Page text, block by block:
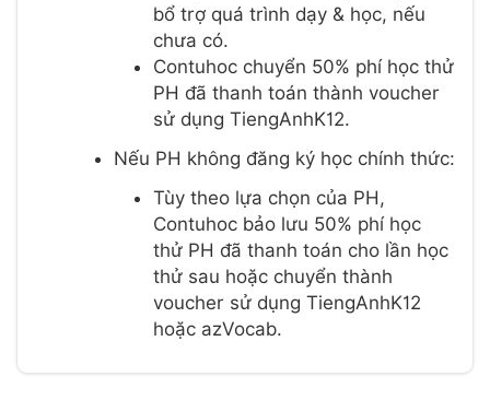
bổ trợ quá trình dạy & học, nếu
chưa có.
Contuhoc chuyển 50% phí học thử
PH đã thanh toán thành voucher
sử dụng TiengAnhK12.
Nếu PH không đăng ký học chính thức:
Tùy theo lựa chọn của PH,
Contuhoc bảo lưu 50% phí học
thử PH đã thanh toán cho lần học
thử sau hoặc chuyển thành
voucher sử dụng TiengAnhK12
hoặc azVocab.